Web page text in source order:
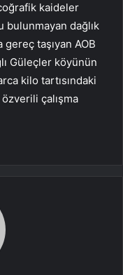
kaideler
bulunmayan dağlık
taşıyan AOB
Güleçler köyünün
kilo tartısındaki
özverili çalışma